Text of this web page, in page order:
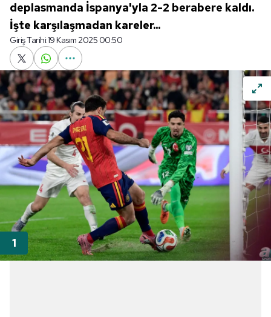
deplasmanda İspanya'yla 2-2 berabere kaldı.
İşte karşılaşmadan kareler...
Giriş Tarihi:19 Kasım 2025 00:50